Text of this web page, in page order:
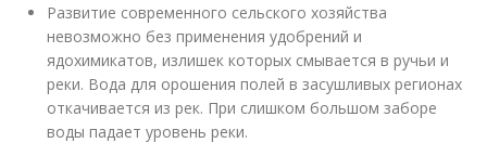
Развитие современного сельского хозяйства
невозможно без применения удобрений и
ядохимикатов, излишек которых смывается в ручьи и
реки. Вода для орошения полей в засушливых регионах
откачивается из рек. При слишком большом заборе
воды падает уровень реки.